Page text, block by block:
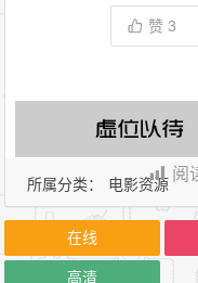
所属分类： 电影资源
阅
赞3
在线
高清